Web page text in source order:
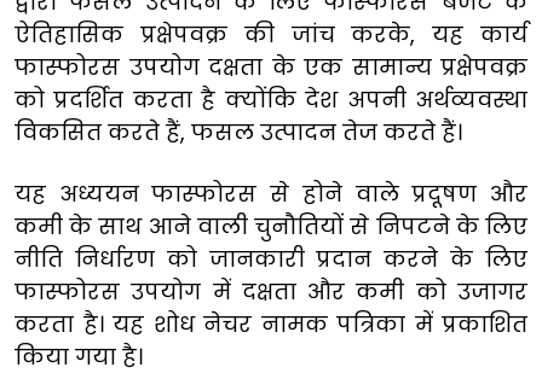
ऐतिहासिक प्रक्षेपवक्र की जांच करके, यह कार्य
फास्फोरस उपयोग दक्षता के एक सामान्य प्रक्षेपवक्र
को प्रदर्शित करता है क्योंकि देश अपनी अर्थव्यवस्था
विकसित करते हैं, फसल उत्पादन तेज करते हैं।
यह अध्ययन फास्फोरस से होने वाले प्रदूषण और
कमी के साथ आने वाली चुनौतियों से निपटने के लिए
नीति निर्धारण को जानकारी प्रदान करने के लिए
फास्फोरस उपयोग में दक्षता और कमी को उजागर
करता है। यह शोध नेचर नामक पत्रिका में प्रकाशित
किया गया है।